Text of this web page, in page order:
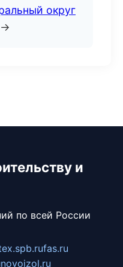
округ
→
и
по всей России
fas.ru
novoizol.ru